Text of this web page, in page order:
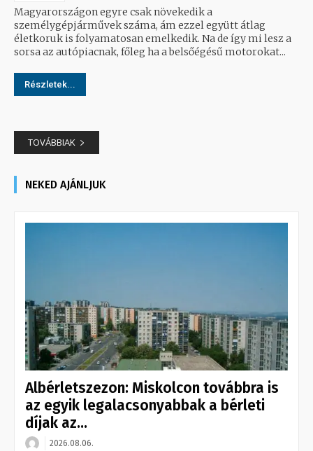
Magyarországon egyre csak növekedik a
személygépjárművek száma, ám ezzel együtt átlag
életkoruk is folyamatosan emelkedik. Na de így mi lesz a
sorsa az autópiacnak, főleg ha a belsőégésű motorokat...
Részletek...
TOVÁBBIAK
NEKED AJÁNLJUK
Albérletszezon: Miskolcon továbbra is
az egyik legalacsonyabbak a bérleti
díjak az...
2026.08.06.